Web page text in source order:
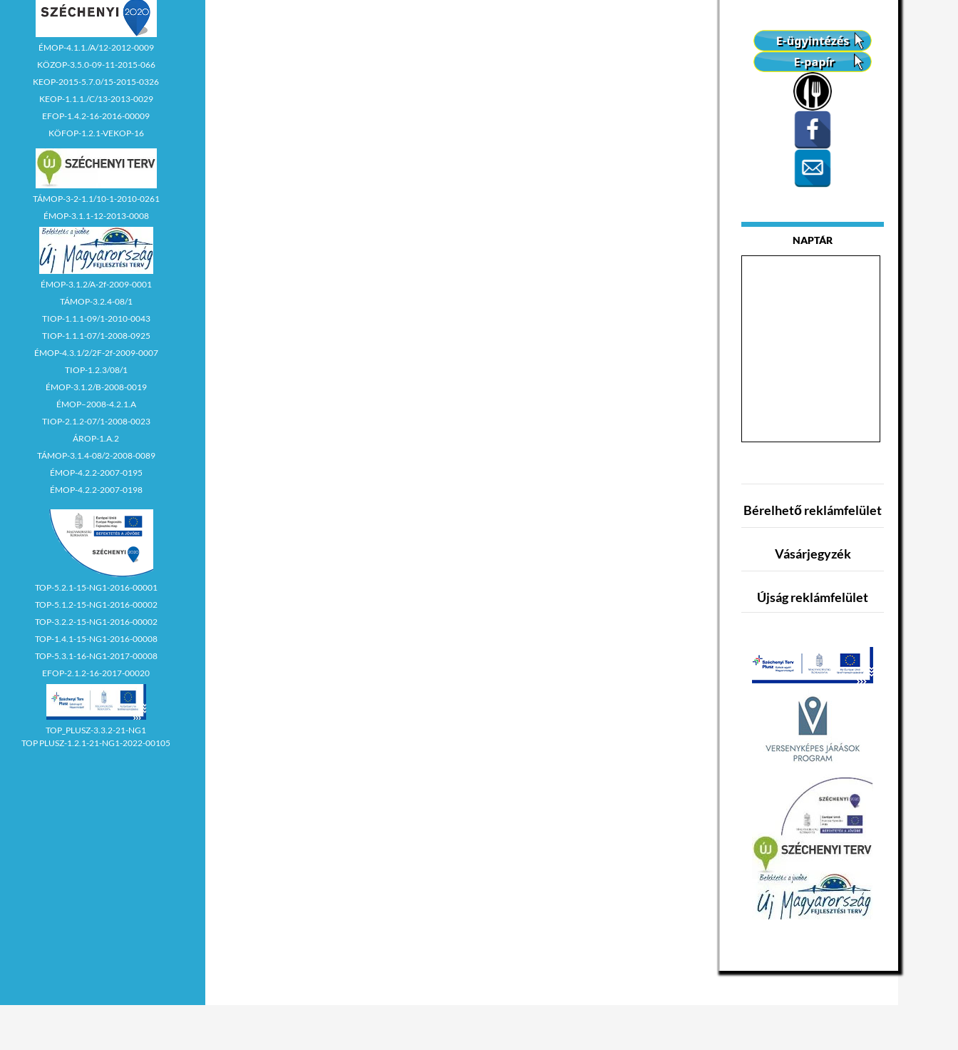
NAPTÁR
Bérelhető reklámfelület
Vásárjegyzék
Újság reklámfelület
ÉMOP-4.1.1./A/12-2012-0009
KÖZOP-3.5.0-09-11-2015-066
KEOP-2015-5.7.0/15-2015-0326
KEOP-1.1.1./C/13-2013-0029
EFOP-1.4.2-16-2016-00009
KÖFOP-1.2.1-VEKOP-16
TÁMOP-3-2-1.1/10-1-2010-0261
ÉMOP-3.1.1-12-2013-0008
ÉMOP-3.1.2/A-2f-2009-0001
TÁMOP-3.2.4-08/1
TIOP-1.1.1-09/1-2010-0043
TIOP-1.1.1-07/1-2008-0925
ÉMOP-4.3.1/2/2F-2f-2009-0007
TIOP-1.2.3/08/1
ÉMOP-3.1.2/B-2008-0019
ÉMOP–2008-4.2.1.A
TIOP-2.1.2-07/1-2008-0023
ÁROP-1.A.2
TÁMOP-3.1.4-08/2-2008-0089
ÉMOP-4.2.2-2007-0195
ÉMOP-4.2.2-2007-0198
TOP-5.2.1-15-NG1-2016-00001
TOP-5.1.2-15-NG1-2016-00002
TOP-3.2.2-15-NG1-2016-00002
TOP-1.4.1-15-NG1-2016-00008
TOP-5.3.1-16-NG1-2017-00008
EFOP-2.1.2-16-2017-00020
TOP_PLUSZ-3.3.2-21-NG1
TOP PLUSZ-1.2.1-21-NG1-2022-00105